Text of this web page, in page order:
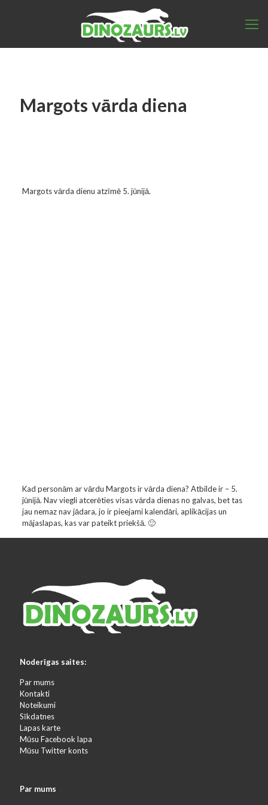
Margots vārda diena
Margots vārda dienu atzīmē 5. jūnijā.
Kad personām ar vārdu Margots ir vārda diena? Atbilde ir – 5.
jūnijā. Nav viegli atcerēties visas vārda dienas no galvas, bet tas
jau nemaz nav jādara, jo ir pieejami kalendāri, aplikācijas un
mājaslapas, kas var pateikt priekšā. 🙂
Noderīgas saites:
Par mums
Kontakti
Noteikumi
Sīkdatnes
Lapas karte
Mūsu Facebook lapa
Mūsu Twitter konts
Par mums